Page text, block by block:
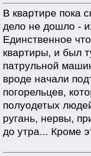
В квартире пока
дело не дошло -
Единственное
квартиры, и был
патрульной
вроде начали
погорельцев,
полуодетых
ругань, нервы,
до утра... Кроме